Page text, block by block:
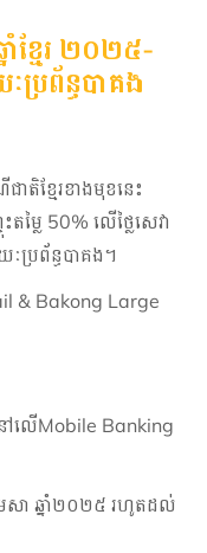
ខ្មែរ ២០២៥-
ៈប្រព័ន្ធបាគង
តិខ្មែរខាងមុខនេះ
ម្លៃ 50% លើថ្លៃសេវា
ៈប្រព័ន្ធបាគង។
& Bakong Large
ៅលើMobile Banking
េសា ឆ្នាំ២០២៥ រហូតដល់